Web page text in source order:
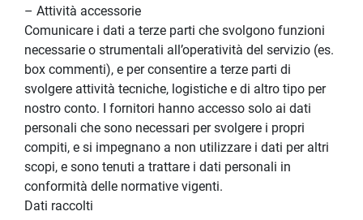
– Attività accessorie
Comunicare i dati a terze parti che svolgono funzioni
necessarie o strumentali all’operatività del servizio (es.
box commenti), e per consentire a terze parti di
svolgere attività tecniche, logistiche e di altro tipo per
nostro conto. I fornitori hanno accesso solo ai dati
personali che sono necessari per svolgere i propri
compiti, e si impegnano a non utilizzare i dati per altri
scopi, e sono tenuti a trattare i dati personali in
conformità delle normative vigenti.
Dati raccolti